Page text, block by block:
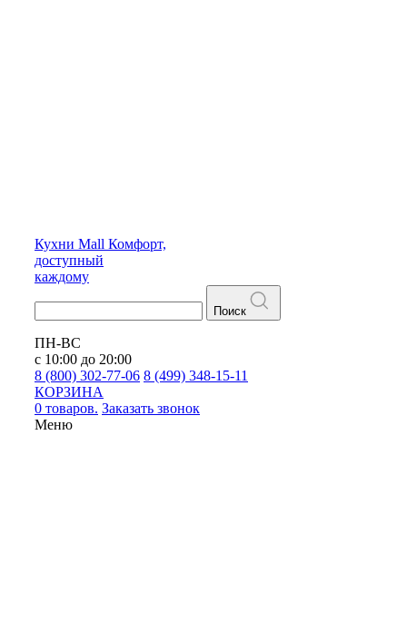
Кухни Mall Комфорт,
доступный
каждому
Поиск
ПН-ВС
с 10:00 до 20:00
8 (800) 302-77-06 8 (499) 348-15-11
КОРЗИНА
0 товаров. Заказать звонок
Меню